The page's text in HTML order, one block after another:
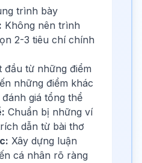
trình bày
Không nên trình
2-3 tiêu chí chính
đầu từ những điểm
những điểm khác
giá tổng thể
Chuẩn bị những ví
dẫn từ bài thơ
Xây dựng luận
cá nhân rõ ràng